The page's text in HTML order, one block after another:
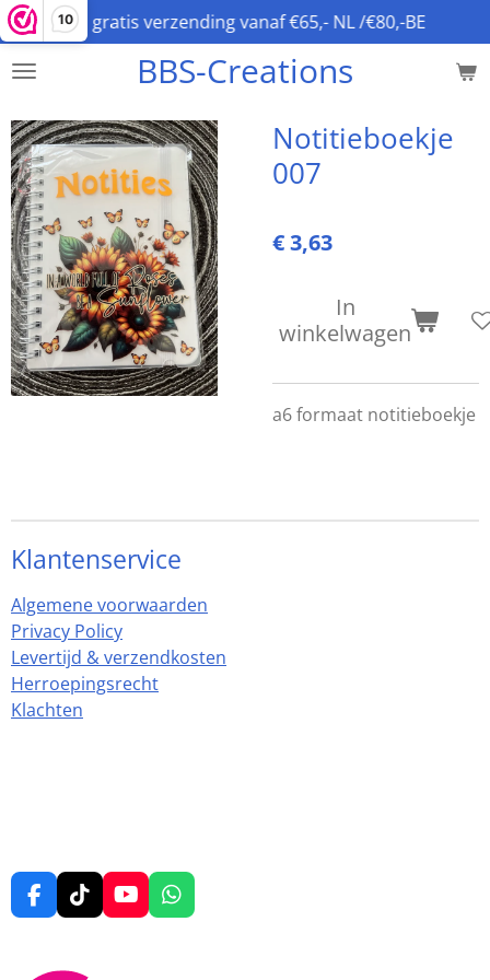
10
Ga
direct
naar
hoofdinhoud
BBS-Creations
gratis verzending vanaf €65,- NL /€80,-BE
Notitieboekje
007
€ 3,63
In
winkelwagen
a6 formaat notitieboekje
Klantenservice
Algemene voorwaarden
Privacy Policy
Levertijd & verzendkosten
Herroepingsrecht
Klachten
F
a
T
i
Y
o
W
h